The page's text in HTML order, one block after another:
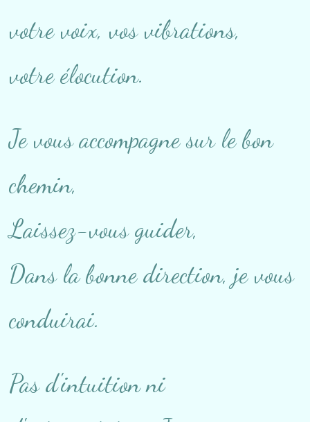
votre voix, vos vibrations,
votre élocution.
Je vous accompagne sur le bon
chemin,
Laissez-vous guider,
Dans la bonne direction, je vous
conduirai.
Pas d'intuition ni